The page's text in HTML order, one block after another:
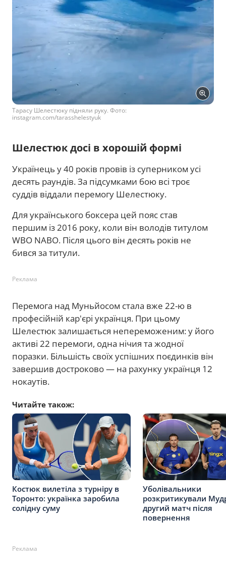
Тарасу Шелестюку підняли руку. Фото:
instagram.com/tarasshelestyuk
Шелестюк досі в хорошій формі
Українець у 40 років провів із суперником усі
десять раундів. За підсумками бою всі троє
суддів віддали перемогу Шелестюку.
Для українського боксера цей пояс став
першим із 2016 року, коли він володів титулом
WBO NABO. Після цього він десять років не
бився за титули.
Реклама
Перемога над Муньйосом стала вже 22-ю в
професійній кар'єрі українця. При цьому
Шелестюк залишається непереможеним: у його
активі 22 перемоги, одна нічия та жодної
поразки. Більшість своїх успішних поєдинків він
завершив достроково — на рахунку українця 12
нокаутів.
Читайте також:
Костюк вилетіла з турніру в
Торонто: українка заробила
солідну суму
Уболівальники
розкритикували
другий матч після
повернення
Реклама